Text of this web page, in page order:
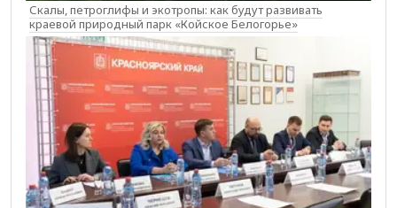
Скалы, петроглифы и экотропы: как будут развивать
краевой природный парк «Койское Белогорье»